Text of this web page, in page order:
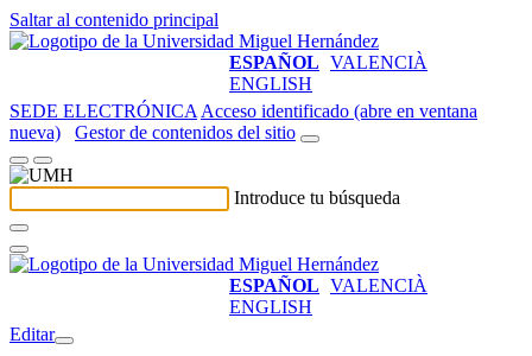
Saltar al contenido principal
ESPAÑOL VALENCIÀ
ENGLISH
SEDE ELECTRÓNICA Acceso identificado (abre en ventana
nueva)
Gestor de contenidos del sitio
Introduce tu búsqueda
ESPAÑOL VALENCIÀ
ENGLISH
Editar